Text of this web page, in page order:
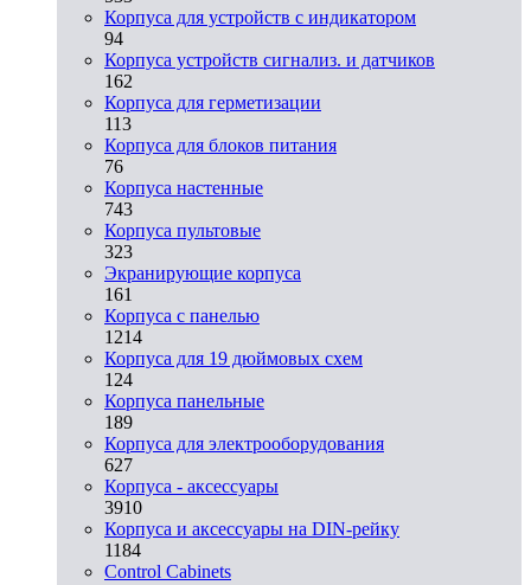
Корпуса для устройств с индикатором
94
Корпуса устройств сигнализ. и датчиков
162
Корпуса для герметизации
113
Корпуса для блоков питания
76
Корпуса настенные
743
Корпуса пультовые
323
Экранирующие корпуса
161
Корпуса с панелью
1214
Корпуса для 19 дюймовых схем
124
Корпуса панельные
189
Корпуса для электрооборудования
627
Корпуса - аксессуары
3910
Корпуса и аксессуары на DIN-рейку
1184
Control Cabinets